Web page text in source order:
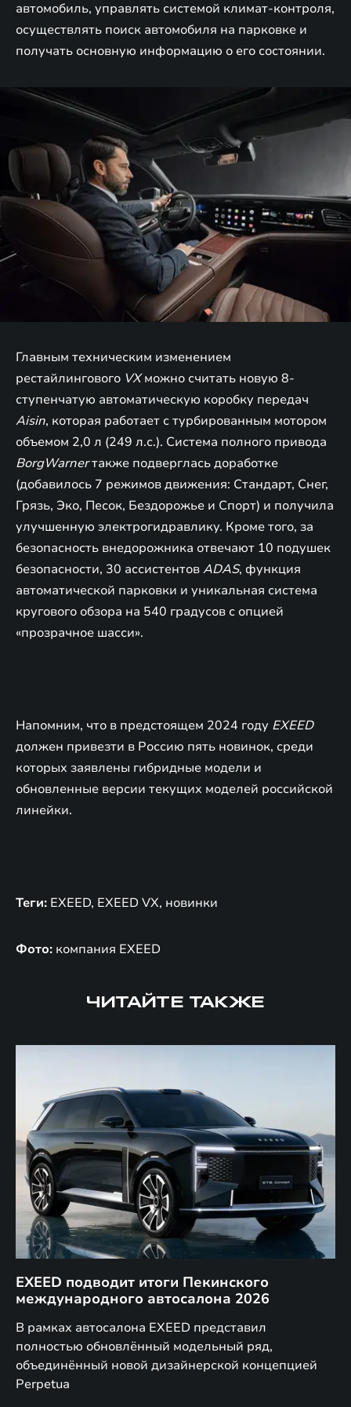
автомобиль, управлять системой климат-контроля,
осуществлять поиск автомобиля на парковке и
получать основную информацию о его состоянии.
Главным техническим изменением
рестайлингового VXможно считать новую 8-
ступенчатую автоматическую коробку передач
Aisin, которая работает с турбированным мотором
объемом 2,0 л (249 л.с.). Система полного привода
BorgWarnerтакже подверглась доработке
(добавилось 7 режимов движения: Стандарт, Снег,
Грязь, Эко, Песок, Бездорожье и Спорт) и получила
улучшенную электрогидравлику. Кроме того, за
безопасность внедорожника отвечают 10 подушек
безопасности, 30 ассистентовADAS, функция
автоматической парковки и уникальная система
кругового обзора на 540 градусов с опцией
«прозрачное шасси».
Напомним, что в предстоящем 2024 году EXEED
должен привезти в Россию пять новинок, среди
которых заявлены гибридные модели и
обновленные версии текущих моделей российской
линейки.
Теги: EXEED, EXEED VX, новинки
Фото: компания EXEED
ЧИТАЙТЕ ТАКЖЕ
EXEED подводит итоги Пекинского
международного автосалона 2026
В рамках автосалона EXEED представил
полностью обновлённый модельный ряд,
объединённый новой дизайнерской концепцией
Perpetua